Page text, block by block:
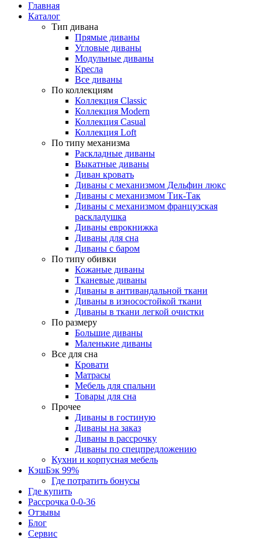
Главная
Каталог
Тип дивана
Прямые диваны
Угловые диваны
Модульные диваны
Кресла
Все диваны
По коллекциям
Коллекция Classic
Коллекция Modern
Коллекция Casual
Коллекция Loft
По типу механизма
Раскладные диваны
Выкатные диваны
Диван кровать
Диваны с механизмом Дельфин люкс
Диваны с механизмом Тик-Так
Диваны с механизмом французская
раскладушка
Диваны еврокнижка
Диваны для сна
Диваны с баром
По типу обивки
Кожаные диваны
Тканевые диваны
Диваны в антивандальной ткани
Диваны в износостойкой ткани
Диваны в ткани легкой очистки
По размеру
Большие диваны
Маленькие диваны
Все для сна
Кровати
Матрасы
Мебель для спальни
Товары для сна
Прочее
Диваны в гостиную
Диваны на заказ
Диваны в рассрочку
Диваны по спецпредложению
Кухни и корпусная мебель
КэшБэк 99%
Где потратить бонусы
Где купить
Рассрочка 0-0-36
Отзывы
Блог
Сервис